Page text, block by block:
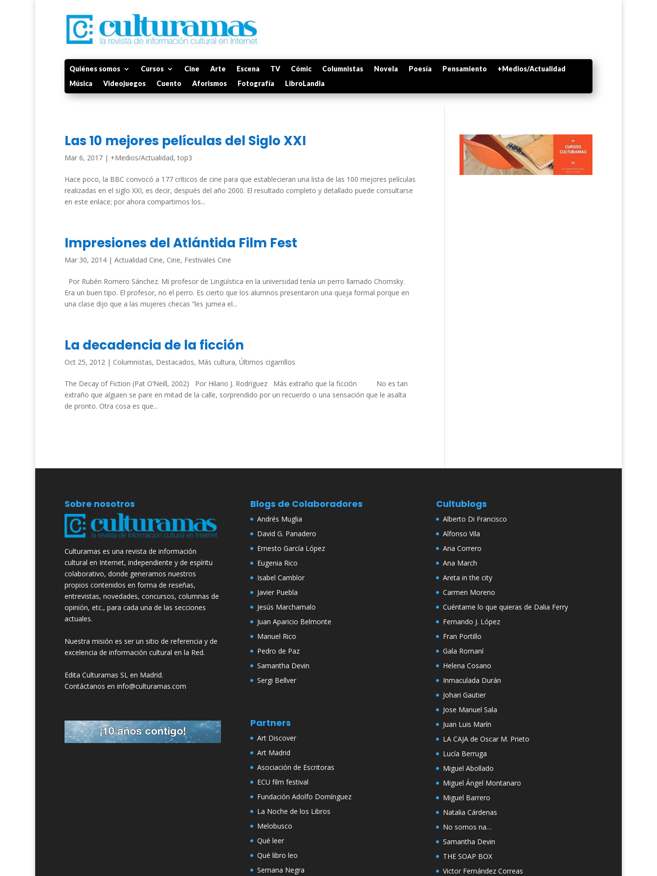
Quiénes somos Cursos Cine Arte Escena TV Cómic Columnistas Novela Poesía Pensamiento
+Medios/Actualidad
Música
Videojuegos Cuento Aforismos Fotografía LibroLandia
Las 10 mejores películas del Siglo XXI
Mar 6, 2017 | +Medios/Actualidad,top3
Hace poco, la BBC convocó a 177 críticos de cine para que establecieran una lista de las 100 mejores películas
realizadas en el siglo XXI, es decir, después del año 2000. El resultado completo y detallado puede consultarse
en este enlace; por ahora compartimos los...
Impresiones del Atlántida Film Fest
Mar 30, 2014 | Actualidad Cine, Cine, Festivales Cine
Por Rubén Romero Sánchez. Mi profesor de Lingüística en la universidad tenía un perro llamado Chomsky.
Era un buen tipo. El profesor, no el perro. Es cierto que los alumnos presentaron una queja formal porque en
una clase dijo que a las mujeres checas “les jumea el...
La decadencia de la ficción
Oct 25, 2012 | Columnistas, Destacados, Más cultura, Últimos cigarrillos
The Decay of Fiction (Pat O’Neill, 2002) Por Hilario J. Rodríguez Más extraño que la ficción No es tan
extraño que alguien se pare en mitad de la calle, sorprendido por un recuerdo o una sensación que le asalta
de pronto. Otra cosa es que...
Sobre nosotros
Culturamas es una revista de información
cultural en Internet, independiente y de espíritu
colaborativo, donde generamos nuestros
propios contenidos en forma de reseñas,
entrevistas, novedades, concursos, columnas de
opinión, etc., para cada una de las secciones
actuales.
Nuestra misión es ser un sitio de referencia y de
excelencia de información cultural en la Red.
Edita Culturamas SL en Madrid.
Contáctanos en info@culturamas.com
Blogs de Colaboradores
Andrés Muglia
David G. Panadero
Ernesto García López
Eugenia Rico
Isabel Camblor
Javier Puebla
Jesús Marchamalo
Juan Aparicio Belmonte
Manuel Rico
Pedro de Paz
Samantha Devin
Sergi Bellver
Partners
Art Discover
Art Madrid
Asociación de Escritoras
ECU film festival
Fundación Adolfo Domínguez
La Noche de los Libros
Melobusco
Qué leer
Qué libro leo
Semana Negra
Cultublogs
Alberto Di Francisco
Alfonso Vila
Ana Correro
Ana March
Areta in the city
Carmen Moreno
Cuéntame lo que quieras de Dalia Ferry
Fernando J. López
Fran Portillo
Gala Romaní
Helena Cosano
Inmaculada Durán
Johari Gautier
Jose Manuel Sala
Juan Luis Marín
LA CAJA de Oscar M. Prieto
Lucía Berruga
Miguel Abollado
Miguel Ángel Montanaro
Miguel Barrero
Natalia Cárdenas
No somos na…
Samantha Devin
THE SOAP BOX
Victor Fernández Correas